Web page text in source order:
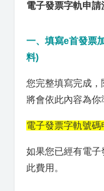
電子發票字軌申請
一、填寫e首發票
料)
您完整填寫完成，
將會依此內容為你
電子發票字軌號碼
如果您已經有電
此費用。